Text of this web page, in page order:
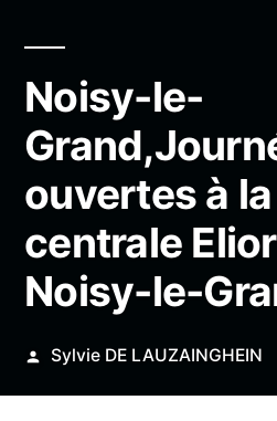
Noisy-le-
ouvertes à
centrale
Noisy-le-
Publié
Sylvie DE LAUZAINGHEIN